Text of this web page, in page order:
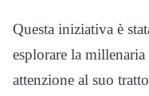
Questa iniziativa è
esplorare la
attenzione al suo